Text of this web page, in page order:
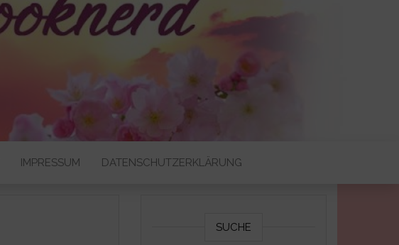
IMPRESSUM DATENSCHUTZERKLÄRUNG
SUCHE